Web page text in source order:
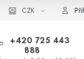
podmínky
CZK
+420 725 443
888